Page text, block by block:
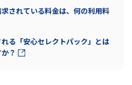
求されている料金は、何の利用料
る「安心セレクトパック」とは
？